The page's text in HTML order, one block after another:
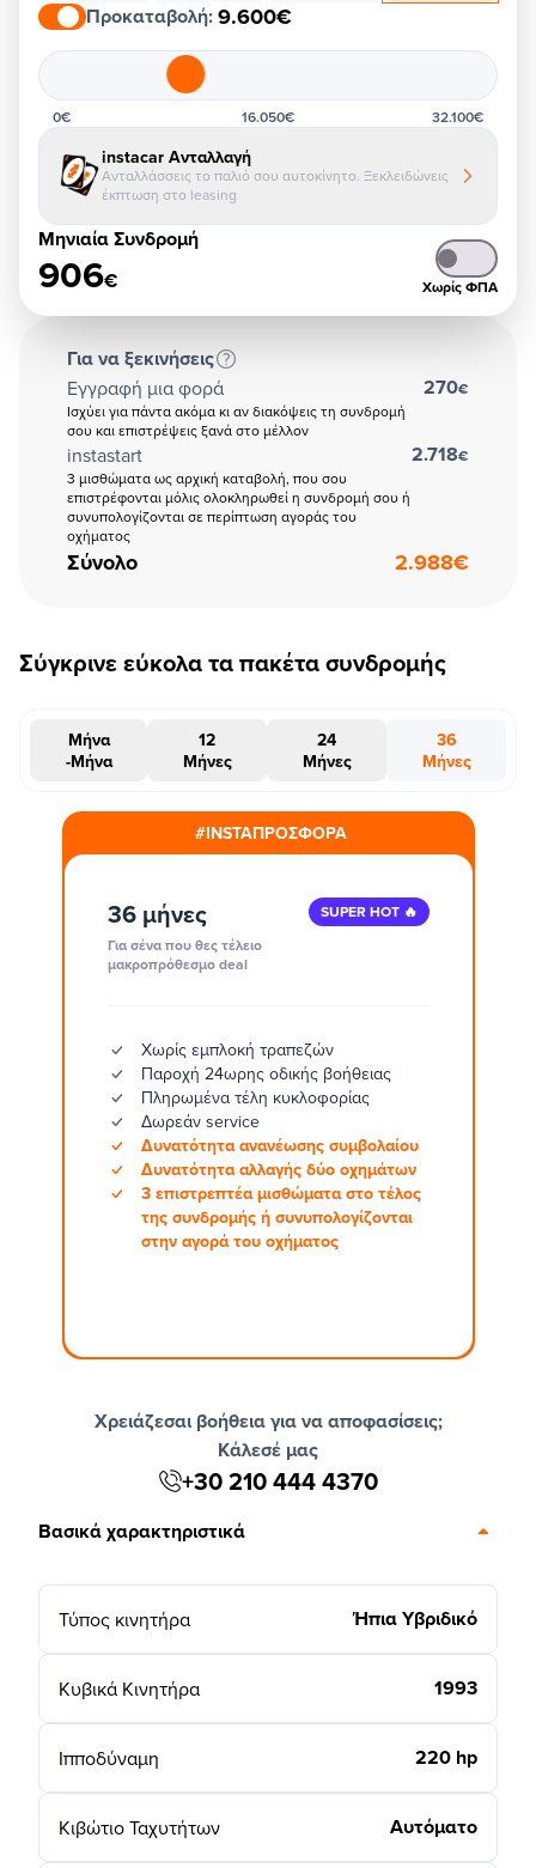
Προκαταβολή:9.600€
0€ 16.050€ 32.100€
instacar Ανταλλαγή
Ανταλλάσσεις το παλιό σου αυτοκίνητο. Ξεκλειδώνεις
έκπτωση στο leasing
Μηνιαία Συνδρομή
906€ Χωρίς ΦΠΑ
Για να ξεκινήσεις
Εγγραφή μια φορά
Ισχύει για πάντα ακόμα κι αν διακόψεις τη συνδρομή
σου και επιστρέψεις ξανά στο μέλλον
270€
instastart
3 μισθώματα ως αρχική καταβολή, που σου
επιστρέφονται μόλις ολοκληρωθεί η συνδρομή σου ή
συνυπολογίζονται σε περίπτωση αγοράς του
οχήματος
2.718€
Σύνολο 2.988€
Σύγκρινε εύκολα τα πακέτα συνδρομής
Μήνα
-Μήνα
12
Μήνες
24
Μήνες
36
Μήνες
#INSTAΠΡΟΣΦΟΡΑ
36 μήνες
Για σένα που θες τέλειο
μακροπρόθεσμο deal
SUPER HOT 🔥
Χωρίς εμπλοκή τραπεζών
Παροχή 24ωρης οδικής βοήθειας
Πληρωμένα τέλη κυκλοφορίας
Δωρεάν service
Δυνατότητα ανανέωσης συμβολαίου
Δυνατότητα αλλαγής δύο οχημάτων
3 επιστρεπτέα μισθώματα στο τέλος
της συνδρομής ή συνυπολογίζονται
στην αγορά του οχήματος
Χρειάζεσαι βοήθεια για να αποφασίσεις;
Κάλεσέ μας
+30 210 444 4370
Βασικά χαρακτηριστικά
Τύπος κινητήρα Ήπια Υβριδικό
Κυβικά Κινητήρα 1993
Ιπποδύναμη 220 hp
Κιβώτιο Ταχυτήτων Αυτόματο